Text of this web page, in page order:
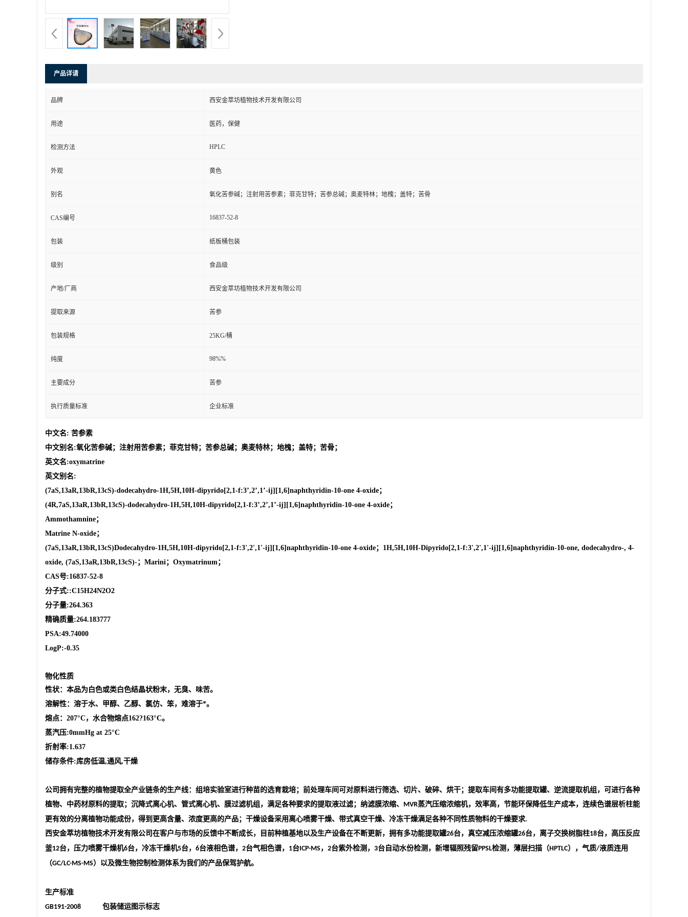
产品详请
品牌 西安金萃坊植物技术开发有限公司
用途 医药，保健
检测方法 HPLC
外观 黄色
别名 氧化苦参碱；注射用苦参素；菲克甘特；苦参总碱；奥麦特林；地槐；盖特；苦骨
CAS编号 16837-52-8
包装 纸板桶包装
级别 食品级
产地/厂商 西安金萃坊植物技术开发有限公司
提取来源 苦参
包装规格 25KG/桶
纯度 98%%
主要成分 苦参
执行质量标准 企业标准
中文名: 苦参素
中文别名:氧化苦参碱；注射用苦参素；菲克甘特；苦参总碱；奥麦特林；地槐；盖特；苦骨；
英文名:oxymatrine
英文别名:
(7aS,13aR,13bR,13cS)-dodecahydro-1H,5H,10H-dipyrido[2,1-f:3’,2’,1’-ij][1,6]naphthyridin-10-one 4-oxide；
(4R,7aS,13aR,13bR,13cS)-dodecahydro-1H,5H,10H-dipyrido[2,1-f:3’,2’,1’-ij][1,6]naphthyridin-10-one 4-oxide；
Ammothamnine；
Matrine N-oxide；
(7aS,13aR,13bR,13cS)Dodecahydro-1H,5H,10H-dipyrido[2,1-f:3',2',1'-ij][1,6]naphthyridin-10-one 4-oxide；1H,5H,10H-Dipyrido[2,1-f:3',2',1'-ij][1,6]naphthyridin-10-one, dodecahydro-, 4-
oxide, (7aS,13aR,13bR,13cS)-；Marini；Oxymatrinum；
CAS号:16837-52-8
分子式::C15H24N2O2
分子量:264.363
精确质量:264.183777
PSA:49.74000
LogP:-0.35
物化性质
性状：本品为白色或类白色结晶状粉末，无臭、味苦。
溶解性：溶于水、甲醇、乙醇、氯仿、笨，难溶于*。
熔点：207°C，水合物熔点162?163°C。
蒸汽压:0mmHg at 25°C
折射率:1.637
储存条件:库房低温,通风,干燥
公司 拥有完整的植物提取全产业链条的生产线：组培实验室进行种苗的选育栽培；前处理车间可对原料进行筛选、切片、破碎、烘干；提取车间有多功能提取罐、逆流提取机组，可进行各种
植物、中药材原料的提取；沉降式离心机、管式离心机、膜过滤机组，满足各种要求的提取液过滤；纳滤膜浓缩、 MVR蒸汽压缩浓缩机，效率高，节能环保降低生产成本，连续色谱层析柱能
更有效的分离植物功能成份，得到更高含量、浓度更高的产品；干燥设备采用离心喷雾干燥、带式真空干燥、冷冻干燥满足各种不同性质物料的干燥要求.
西安金萃坊植物技术开发有限公司 在客户与市场的反馈中不断成长，目前种植基地以及生产设备在不断更新，拥有多功能提取罐26台，真空减压浓缩罐26台，离子交换树脂柱18台，高压反应
釜12台，压力喷雾干燥机6台，冷冻干燥机5台， 6台液相色谱， 2台气相色谱， 1台ICP-MS， 2台紫外检测， 3台自动水份检测，新增辐照残留PPSL检测，薄层扫描（HPTLC），气质/液质连用
（GC/LC-MS-MS）以及微生物控制检测体系为我们的产品保驾护航。
生产标准
GB191-2008 包装储运图示标志